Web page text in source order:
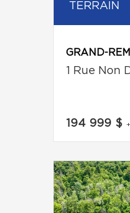
TERRAIN
GRAND-
1 Rue Non
194 999 $